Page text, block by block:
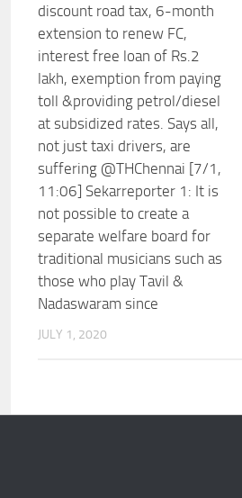
discount road tax, 6-month
extension to renew FC,
interest free loan of Rs.2
lakh, exemption from paying
toll &providing petrol/diesel
at subsidized rates. Says all,
not just taxi drivers, are
suffering @THChennai [7/1,
11:06] Sekarreporter 1: It is
not possible to create a
separate welfare board for
traditional musicians such as
those who play Tavil &
Nadaswaram since
JULY 1, 2020